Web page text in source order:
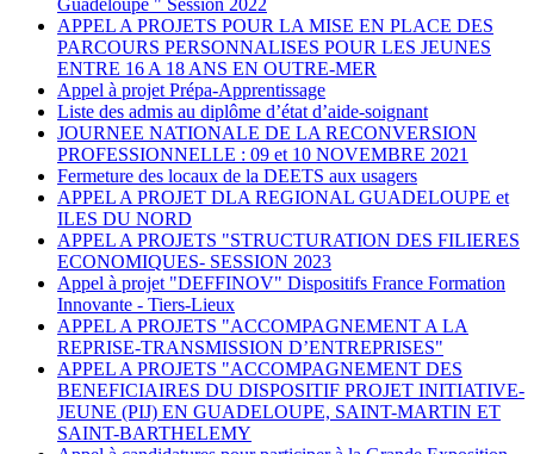
APPEL A PROJETS POUR LA MISE EN PLACE DES
PARCOURS PERSONNALISES POUR LES JEUNES
ENTRE 16 A 18 ANS EN OUTRE-MER
Appel à projet Prépa-Apprentissage
Liste des admis au diplôme d’état d’aide-soignant
JOURNEE NATIONALE DE LA RECONVERSION
PROFESSIONNELLE : 09 et 10 NOVEMBRE 2021
Fermeture des locaux de la DEETS aux usagers
APPEL A PROJET DLA REGIONAL GUADELOUPE et
ILES DU NORD
APPEL A PROJETS "STRUCTURATION DES FILIERES
ECONOMIQUES- SESSION 2023
Appel à projet "DEFFINOV" Dispositifs France Formation
Innovante - Tiers-Lieux
APPEL A PROJETS "ACCOMPAGNEMENT A LA
REPRISE-TRANSMISSION D’ENTREPRISES"
APPEL A PROJETS "ACCOMPAGNEMENT DES
BENEFICIAIRES DU DISPOSITIF PROJET INITIATIVE-
JEUNE (PIJ) EN GUADELOUPE, SAINT-MARTIN ET
SAINT-BARTHELEMY